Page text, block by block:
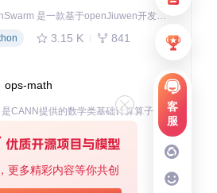
客
服
更多精彩内容等你共创
JiuwenSwarm 是一款基于openJiuwen开发的智能AI Agent，它能够将大语言模型的强大能力，通过你日常使用的各类通讯应用，直接延伸至你的指尖。
3.15 K 841
ops-math
deveco-code